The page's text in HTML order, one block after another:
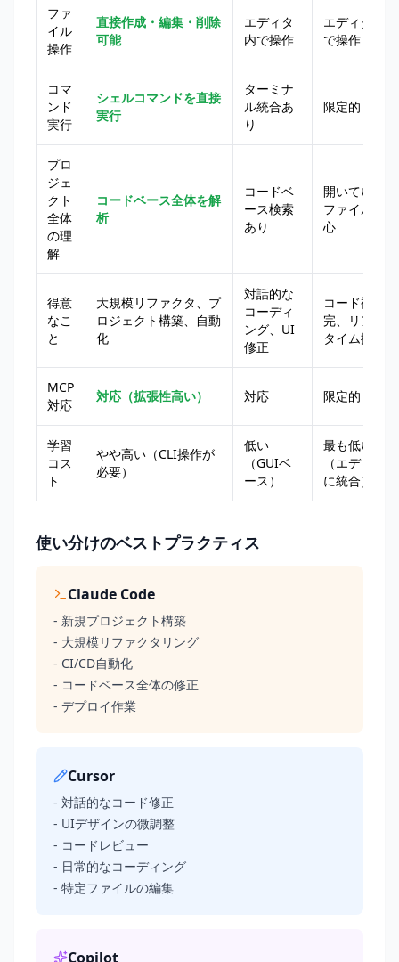
ファ
イル
操作
直接作成・編集・削除
可能
エディタ
内で操作
エディタ内
で操作
コマ
ンド
実行
シェルコマンドを直接
実行
ターミナ
ル統合あ
り
限定的
プロ
ジェ
クト
全体
の理
解
コードベース全体を解
析
コードベ
ース検索
あり
開いている
ファイル中
心
得意
なこ
と
大規模リファクタ、プ
ロジェクト構築、自動
化
対話的な
コーディ
ング、UI
修正
コード補
完、リアル
タイム提案
MCP
対応
対応（拡張性高い） 対応 限定的
学習
コス
ト
やや高い（CLI操作が
必要）
低い
（GUIベ
ース）
最も低い
（エディタ
に統合）
使い分けのベストプラクティス
Claude Code
- 新規プロジェクト構築
- 大規模リファクタリング
- CI/CD自動化
- コードベース全体の修正
- デプロイ作業
Cursor
- 対話的なコード修正
- UIデザインの微調整
- コードレビュー
- 日常的なコーディング
- 特定ファイルの編集
Copilot